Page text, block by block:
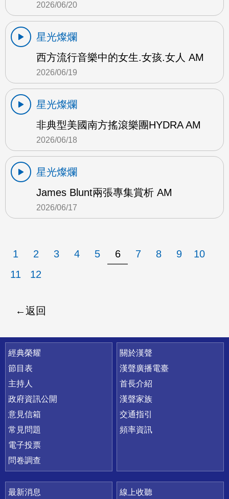
2026/06/20
星光燦爛
西方流行音樂中的女生.女孩.女人 AM
2026/06/19
星光燦爛
非典型美國南方搖滾樂團HYDRA AM
2026/06/18
星光燦爛
James Blunt兩張專集賞析 AM
2026/06/17
1 2 3 4 5 6 7 8 9
10
11
12
返回
快速連結
經典榮耀
節目表
主持人
政府資訊公開
意見信箱
常見問題
電子投票
問卷調查
關於漢聲
漢聲廣播電臺
首長介紹
漢聲家族
交通指引
頻率資訊
最新消息
線上收聽